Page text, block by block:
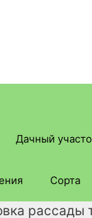
Дачный
Сорта
рассады